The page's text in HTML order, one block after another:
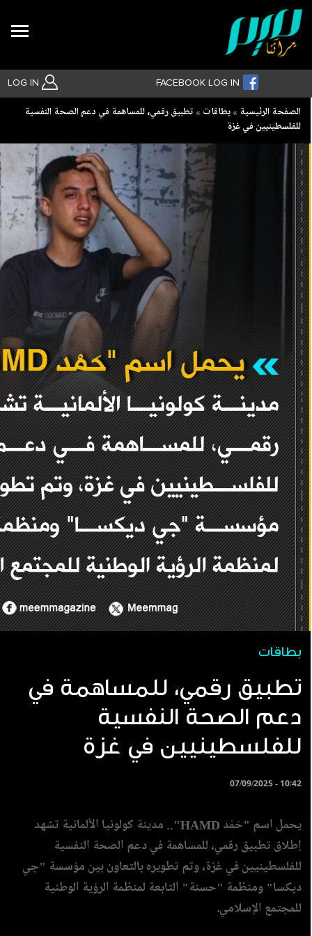
LOG IN FACEBOOK LOG IN
بحث متقدم
Breadcrumb
الصفحة الرئيسية بطاقات
تطبيق رقمي، للمساهمة في دعم الصحة النفسية
للفلسطينيين في غزة
بطاقات
تطبيق رقمي، للمساهمة في
دعم الصحة النفسية
للفلسطينيين في غزة
07/09/2025 - 10:42
يحمل اسم "حَمْد HAMD".. مدينة كولونيا الألمانية تشهد
إطلاق تطبيق رقمي، للمساهمة في دعم الصحة النفسية
للفلسطينيين في غزة، وتم تطويره بالتعاون بين مؤسسة "جي
ديكسا" ومنظمة "حسنة" التابعة لمنظمة الرؤية الوطنية
للمجتمع الإسلامي.